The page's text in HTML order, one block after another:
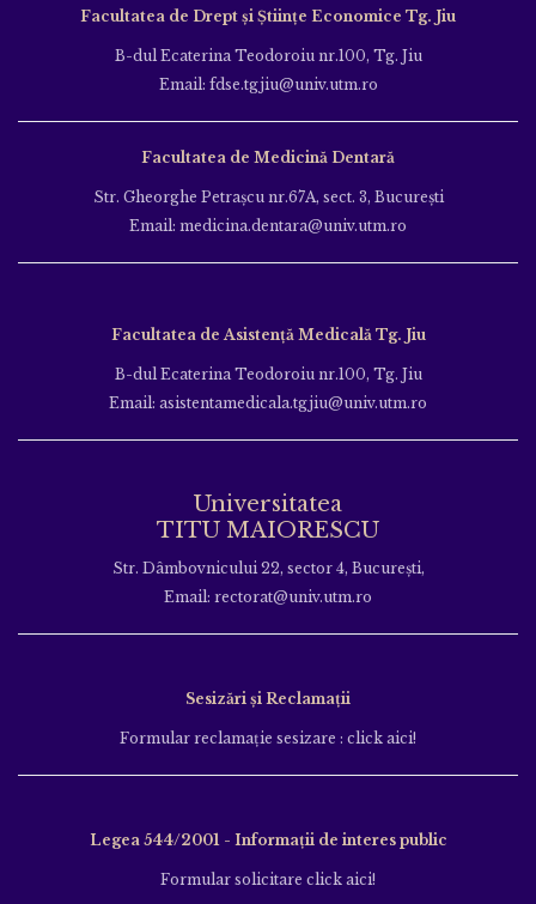
Facultatea de Drept și Științe Economice Tg. Jiu
B-dul Ecaterina Teodoroiu nr.100, Tg. Jiu
Email: fdse.tgjiu@univ.utm.ro
Facultatea de Medicină Dentară
Str. Gheorghe Petraşcu nr.67A, sect. 3, Bucureşti
Email: medicina.dentara@univ.utm.ro
Facultatea de Asistență Medicală Tg. Jiu
B-dul Ecaterina Teodoroiu nr.100, Tg. Jiu
Email: asistentamedicala.tgjiu@univ.utm.ro
Universitatea
TITU MAIORESCU
Str. Dâmbovnicului 22, sector 4, București,
Email: rectorat@univ.utm.ro
Sesizări și Reclamații
Formular reclamație sesizare : click aici!
Legea 544/2001 - Informații de interes public
Formular solicitare click aici!